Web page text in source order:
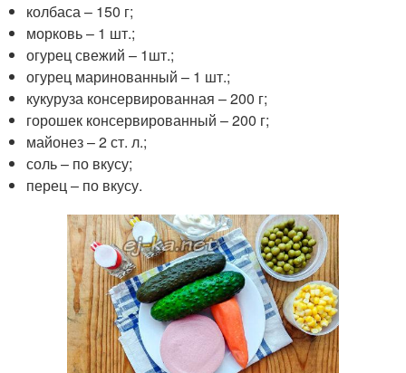
колбаса – 150 г;
морковь – 1 шт.;
огурец свежий – 1шт.;
огурец маринованный – 1 шт.;
кукуруза консервированная – 200 г;
горошек консервированный – 200 г;
майонез – 2 ст. л.;
соль – по вкусу;
перец – по вкусу.